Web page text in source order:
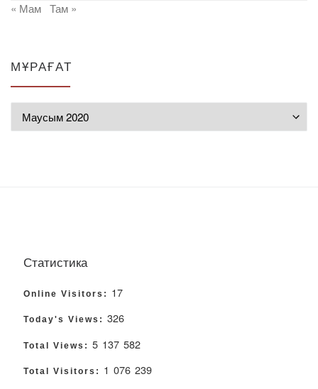
« Мам Там »
МҰРАҒАТ
Статистика
Online Visitors: 17
Today's Views: 326
Total Views: 5 137 582
Total Visitors: 1 076 239